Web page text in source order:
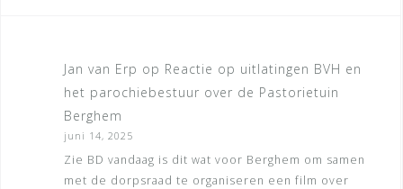
Jan van Erp op Reactie op uitlatingen BVH en
het parochiebestuur over de Pastorietuin
Berghem
juni 14, 2025
Zie BD vandaag is dit wat voor Berghem om samen
met de dorpsraad te organiseren een film over